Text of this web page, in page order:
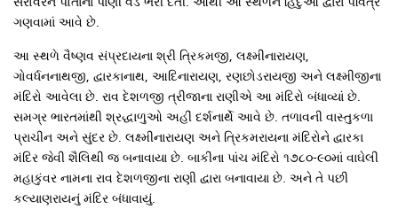
ગણવામાં આવે છે.
આ સ્થળે વૈષ્ણવ સંપ્રદાયના શ્રી ત્રિકમજી, લક્ષ્મીનારાયણ,
ગોવર્ધનનાથજી, દ્વારકાનાથ, આદિનારાયણ, રણછોડરાયજી અને લક્ષ્મીજીના
મંદિરો આવેલા છે. રાવ દેશળજી ત્રીજાના રાણીએ આ મંદિરો બંધાવ્યાં છે.
સમગ્ર ભારતમાંથી શ્રદ્ધાળુઓ અહીં દર્શનાર્થે આવે છે. તળાવની વાસ્તુકળા
પ્રાચીન અને સુંદર છે. લક્ષ્મીનારાયણ અને ત્રિકમરાયના મંદિરોને દ્વારકા
મંદિર જેવી શૈલિથી જ બનાવાયા છે. બાકીના પાંચ મંદિરો ૧૭૮૦-૯૦માં વાઘેલી
મહાકુંવર નામના રાવ દેશળજીના રાણી દ્વારા બનાવાયા છે. અને તે પછી
કલ્યાણરાયનું મંદિર બંધાવાયું.